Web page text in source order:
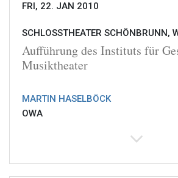
FRI, 22. JAN 2010
SCHLOSSTHEATER SCHÖNBRUNN,
Aufführung des Instituts für
Musiktheater
MARTIN HASELBÖCK
OWA